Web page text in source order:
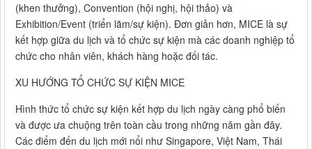
(khen thưởng), Convention (hội nghị, hội thảo) và
Exhibition/Event (triển lãm/sự kiện). Đơn giản hơn, MICE là sự
kết hợp giữa du lịch và tổ chức sự kiện mà các doanh nghiệp tổ
chức cho nhân viên, khách hàng hoặc đối tác.
XU HƯỚNG TỔ CHỨC SỰ KIỆN MICE
Hình thức tổ chức sự kiện kết hợp du lịch ngày càng phổ biến
và được ưa chuộng trên toàn cầu trong những năm gần đây.
Các điểm đến du lịch mới nổi như Singapore, Việt Nam, Thái